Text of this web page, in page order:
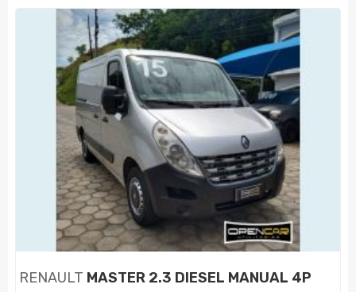
RENAULT MASTER 2.3 DIESEL MANUAL 4P